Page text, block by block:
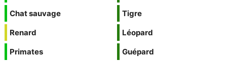
Chat sauvage
Renard
Primates
Tigre
Léopard
Guépard